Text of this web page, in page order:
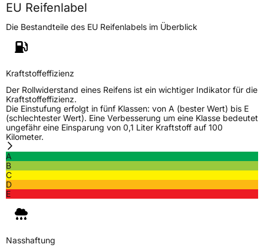
EU Reifenlabel
Die Bestandteile des EU Reifenlabels im Überblick
Kraftstoffeffizienz
Der Rollwiderstand eines Reifens ist ein wichtiger Indikator für die
Kraftstoffeffizienz.
Die Einstufung erfolgt in fünf Klassen: von A (bester Wert) bis E
(schlechtester Wert). Eine Verbesserung um eine Klasse bedeutet
ungefähr eine Einsparung von 0,1 Liter Kraftstoff auf 100
Kilometer.
A
B
C
D
E
Nasshaftung